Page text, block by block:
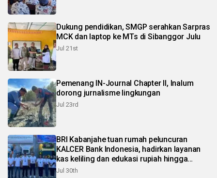
Dukung pendidikan, SMGP serahkan Sarpras
MCK dan laptop ke MTs di Sibanggor Julu
Jul 21st
Pemenang IN-Journal Chapter II, Inalum
dorong jurnalisme lingkungan
Jul 23rd
BRI Kabanjahe tuan rumah peluncuran
KALCER Bank Indonesia, hadirkan layanan
kas keliling dan edukasi rupiah hingga
pelosok Karo
Jul 30th